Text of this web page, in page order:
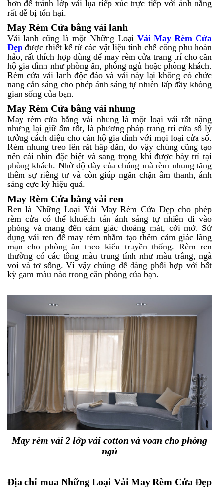
hơn để tránh lớp vải lụa tiếp xúc trực tiếp với ánh nắng
rất dễ bị tổn hại.
May Rèm Cửa bằng vải lanh
Vải lanh cũng là một Những Loại Vải May Rèm Cửa
Đẹp được thiết kế từ các vật liệu tinh chế công phu hoàn
hảo, rất thích hợp dùng để may rèm cửa trang trí cho căn
hộ gia đình như phòng ăn, phòng ngủ hoặc phòng khách.
Rèm cửa vải lanh độc đáo và vải này lại không có chức
năng cản sáng cho phép ánh sáng tự nhiên lấp đầy không
gian sống của bạn.
May Rèm Cửa bằng vải nhung
May rèm cửa bằng vải nhung là một loại vải rất nặng
nhưng lại giữ ấm tốt, là phương pháp trang trí cửa sổ lý
tưởng cách điệu cho căn hộ gia đình với mọi loại cửa sổ.
Rèm nhung treo lên rất hấp dẫn, do vậy chúng cũng tạo
nên cái nhìn đặc biệt và sang trọng khi được bày trí tại
phòng khách. Nhờ độ dày của chúng mà rèm nhung tăng
thêm sự riêng tư và còn giúp ngăn chặn âm thanh, ánh
sáng cực kỳ hiệu quả.
May Rèm Cửa bằng vải ren
Ren là Những Loại Vải May Rèm Cửa Đẹp cho phép
rèm cửa có thể khuếch tán ánh sáng tự nhiên đi vào
phòng và mang đến cảm giác thoáng mát, cởi mở. Sử
dụng vải ren để may rèm nhằm tạo thêm cảm giác lãng
mạn cho phòng ăn theo kiểu truyền thống. Rèm ren
thường có các tông màu trung tính như màu trắng, ngà
voi và tơ sống. Vì vậy chúng dễ dàng phối hợp với bất
kỳ gam màu nào trong căn phòng của bạn.
May rèm vải 2 lớp vải cotton và voan cho phòng
ngủ
Địa chỉ mua Những Loại Vải May Rèm Cửa Đẹp